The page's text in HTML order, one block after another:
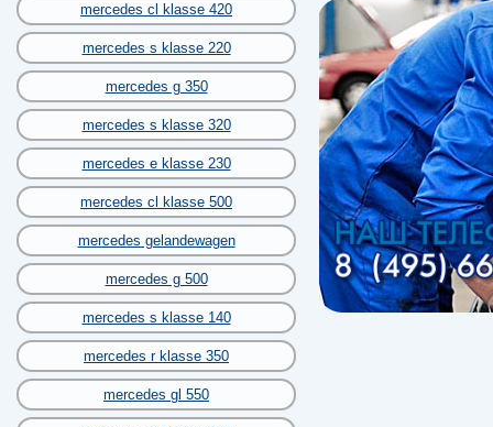
mercedes cl klasse 420
mercedes s klasse 220
mercedes g 350
mercedes s klasse 320
mercedes e klasse 230
mercedes cl klasse 500
mercedes gelandewagen
mercedes g 500
mercedes s klasse 140
mercedes r klasse 350
mercedes gl 550